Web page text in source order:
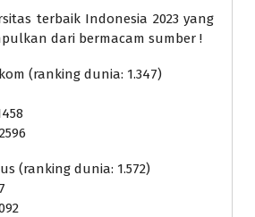
terbaik Indonesia 2023 yang
dari bermacam sumber !
(ranking dunia: 1.347)
(ranking dunia: 1.572)